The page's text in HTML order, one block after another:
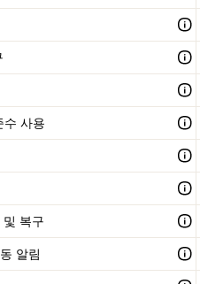
수 사용
및 복구
알림